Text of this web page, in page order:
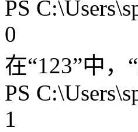
PS
0
在“123”中
PS
1